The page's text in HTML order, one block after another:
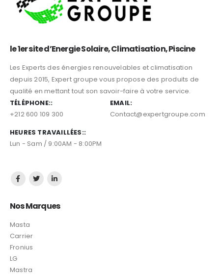
le 1er site d’Energie Solaire, Climatisation, Piscine
Les Experts des énergies renouvelables et climatisation
depuis 2015, Expert groupe vous propose des produits de
qualité en mettant tout son savoir-faire à votre service.
TÉLÉPHONE::
+212 600 109 300
EMAIL:
Contact@expertgroupe.com
HEURES TRAVAILLÉES::
Lun - Sam / 9:00AM - 8:00PM
Nos Marques
Masta
Carrier
Fronius
LG
Mastra